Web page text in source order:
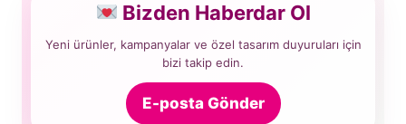
Bizden Haberdar Ol
Yeni ürünler, kampanyalar ve özel tasarım duyuruları için
bizi takip edin.
E-posta Gönder